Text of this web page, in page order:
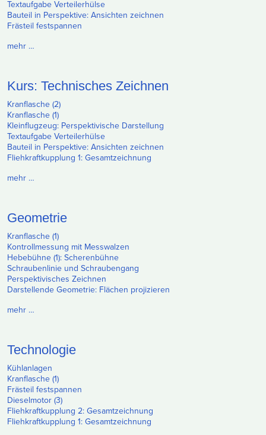
Textaufgabe Verteilerhülse
Bauteil in Perspektive: Ansichten zeichnen
Frästeil festspannen
mehr …
Kurs: Technisches Zeichnen
Kranflasche (2)
Kranflasche (1)
Kleinflugzeug: Perspektivische Darstellung
Textaufgabe Verteilerhülse
Bauteil in Perspektive: Ansichten zeichnen
Fliehkraftkupplung 1: Gesamtzeichnung
mehr …
Geometrie
Kranflasche (1)
Kontrollmessung mit Messwalzen
Hebebühne (1): Scherenbühne
Schraubenlinie und Schraubengang
Perspektivisches Zeichnen
Darstellende Geometrie: Flächen projizieren
mehr …
Technologie
Kühlanlagen
Kranflasche (1)
Frästeil festspannen
Dieselmotor (3)
Fliehkraftkupplung 2: Gesamtzeichnung
Fliehkraftkupplung 1: Gesamtzeichnung